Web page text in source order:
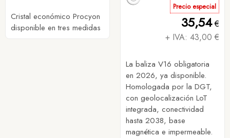
Cristal económico Procyon
disponible en tres medidas
Precio especial
35,54€
+ IVA: 43,00 €
La baliza V16 obligatoria
en 2026, ya disponible.
Homologada por la DGT,
con geolocalización LoT
integrada, conectividad
hasta 2038, base
magnética e impermeable.